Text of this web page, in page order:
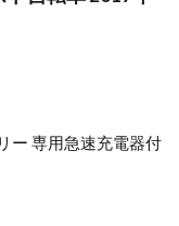
ー 専用急速充電器付